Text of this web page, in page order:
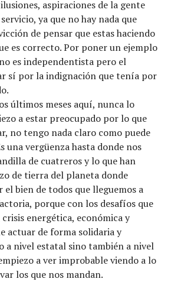
aspiraciones de la gente
ya que no hay nada que
de pensar que estas haciendo
es correcto. Por poner un ejemplo
es independentista pero el
sí por la indignación que tenía por
últimos meses aquí, nunca lo
a estar preocupado por lo que
no tengo nada claro como puede
una vergüenza hasta donde nos
de cuatreros y lo que han
de tierra del planeta donde
el bien de todos que lleguemos a
porque con los desafíos que
energética, económica y
actuar de forma solidaria y
a nivel estatal sino también a nivel
a ver improbable viendo a lo
los que nos mandan.